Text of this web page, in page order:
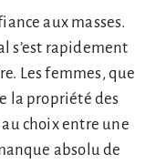
aux masses.
s’est rapidement
Les femmes, que
la propriété des
choix entre une
absolu de